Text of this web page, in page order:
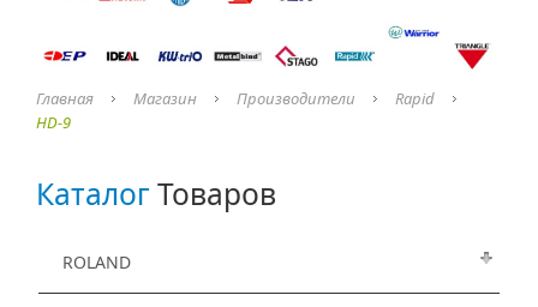
Главная Магазин Производители
Rapid
HD-9
КаталогТоваров
ROLAND